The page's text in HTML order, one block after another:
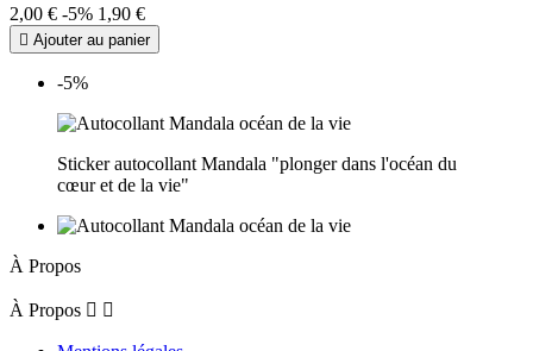
2,00 € -5% 1,90 €
 Ajouter au panier
-5%
Sticker autocollant Mandala "plonger dans l'océan du
cœur et de la vie"
À Propos
À Propos  